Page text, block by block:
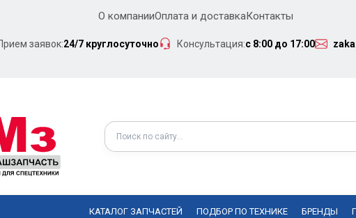
О компанииОплата и доставкаКонтакты
заявок:24/7 круглосуточно Консультация:с 8:00 до 17:00
КАТАЛОГ ЗАПЧАСТЕЙ ПОДБОР ПО ТЕХНИКЕ БРЕНДЫ